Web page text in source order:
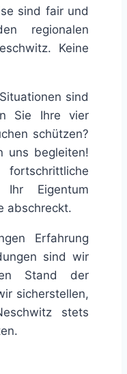
sind fair und
regionalen
Keine
sind
Sie Ihre vier
schützen?
uns begleiten!
Ihr Eigentum
abschreckt.
Erfahrung
sind wir
Stand der
sicherstellen,
stets